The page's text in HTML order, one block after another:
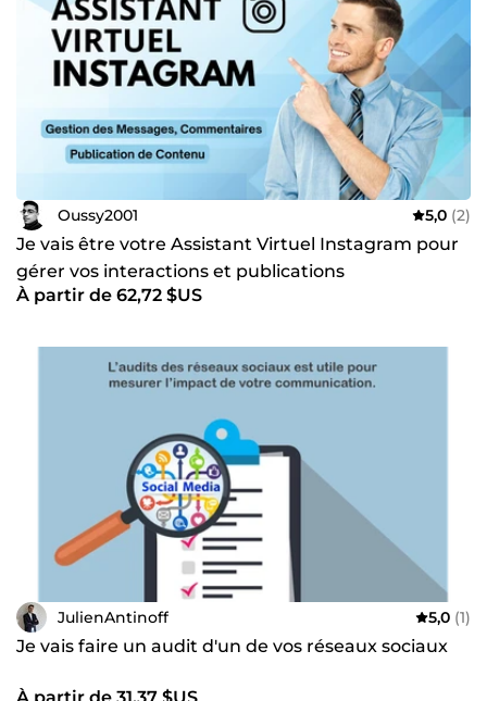
Oussy2001 5,0 (2)
Je vais être votre Assistant Virtuel Instagram pour
gérer vos interactions et publications
À partir de 62,72 $US
JulienAntinoff 5,0 (1)
Je vais faire un audit d'un de vos réseaux sociaux